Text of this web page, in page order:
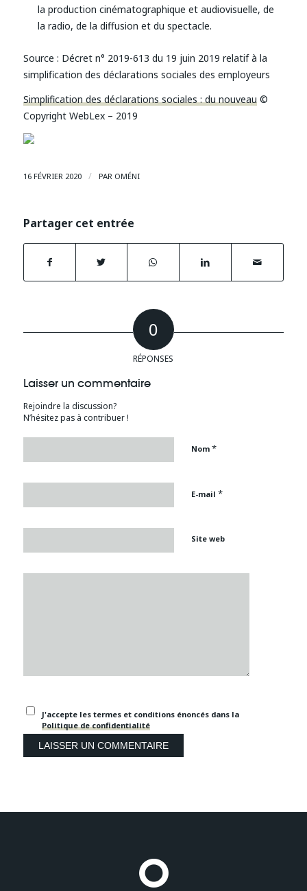
la production cinématographique et audiovisuelle, de
la radio, de la diffusion et du spectacle.
Source : Décret n° 2019-613 du 19 juin 2019 relatif à la
simplification des déclarations sociales des employeurs
Simplification des déclarations sociales : du nouveau ©
Copyright WebLex – 2019
16 FÉVRIER 2020 / PAR OMÉNI
Partager cet entrée
0
RÉPONSES
Laisser un commentaire
Rejoindre la discussion?
N’hésitez pas à contribuer !
Nom *
E-mail *
Site web
J'accepte les termes et conditions énoncés dans la
Politique de confidentialité